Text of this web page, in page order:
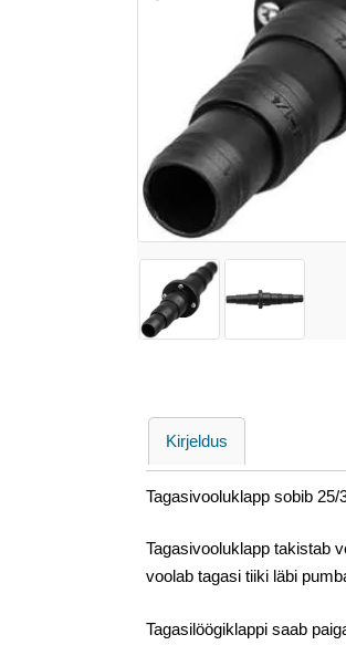
Kirjeldus
Tagasivooluklapp sobib 25/
Tagasivooluklapp takistab
voolab tagasi tiiki läbi
Tagasilöögiklappi saab